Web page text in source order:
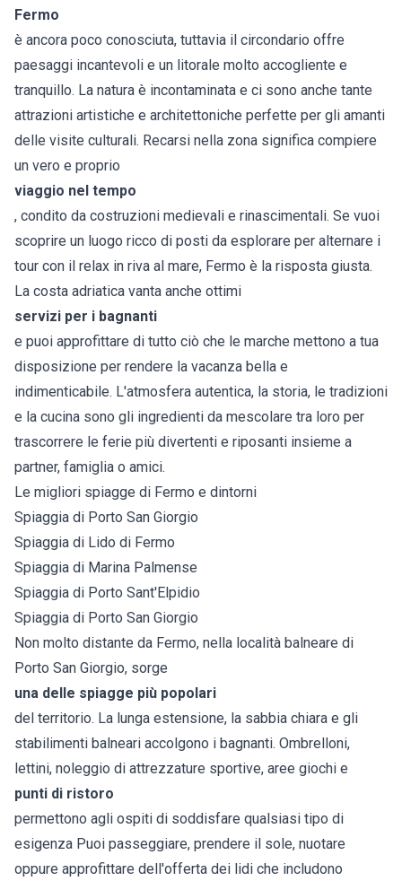
Fermo
è ancora poco conosciuta, tuttavia il circondario offre
paesaggi incantevoli e un litorale molto accogliente e
tranquillo. La natura è incontaminata e ci sono anche tante
attrazioni artistiche e architettoniche perfette per gli amanti
delle visite culturali. Recarsi nella zona significa compiere
un vero e proprio
viaggio nel tempo
, condito da costruzioni medievali e rinascimentali. Se vuoi
scoprire un luogo ricco di posti da esplorare per alternare i
tour con il relax in riva al mare, Fermo è la risposta giusta.
La costa adriatica vanta anche ottimi
servizi per i bagnanti
e puoi approfittare di tutto ciò che le marche mettono a tua
disposizione per rendere la vacanza bella e
indimenticabile. L'atmosfera autentica, la storia, le tradizioni
e la cucina sono gli ingredienti da mescolare tra loro per
trascorrere le ferie più divertenti e riposanti insieme a
partner, famiglia o amici.
Le migliori spiagge di Fermo e dintorni
Spiaggia di Porto San Giorgio
Spiaggia di Lido di Fermo
Spiaggia di Marina Palmense
Spiaggia di Porto Sant'Elpidio
Spiaggia di Porto San Giorgio
Non molto distante da Fermo, nella località balneare di
Porto San Giorgio, sorge
una delle spiagge più popolari
del territorio. La lunga estensione, la sabbia chiara e gli
stabilimenti balneari accolgono i bagnanti. Ombrelloni,
lettini, noleggio di attrezzature sportive, aree giochi e
punti di ristoro
permettono agli ospiti di soddisfare qualsiasi tipo di
esigenza Puoi passeggiare, prendere il sole, nuotare
oppure approfittare dell'offerta dei lidi che includono